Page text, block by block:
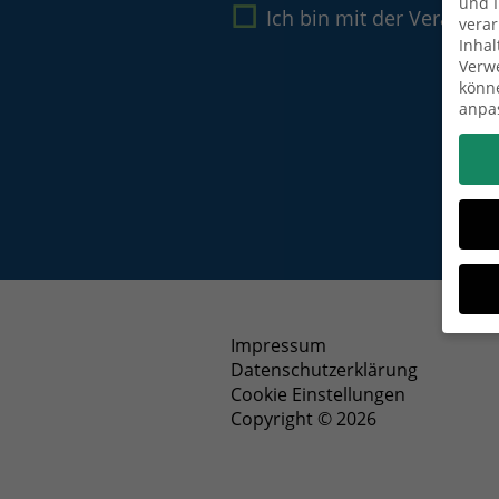
Ich bin mit der
Impressum
Datenschutzerklärung
Cookie Einstellungen
Copyright © 2026